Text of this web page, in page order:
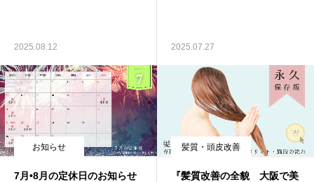
2025.08.12 2025.07.27
お知らせ
7月•8月の定休日のお知らせ
髪質・頭皮改善
『髪質改善の全貌 大阪で美